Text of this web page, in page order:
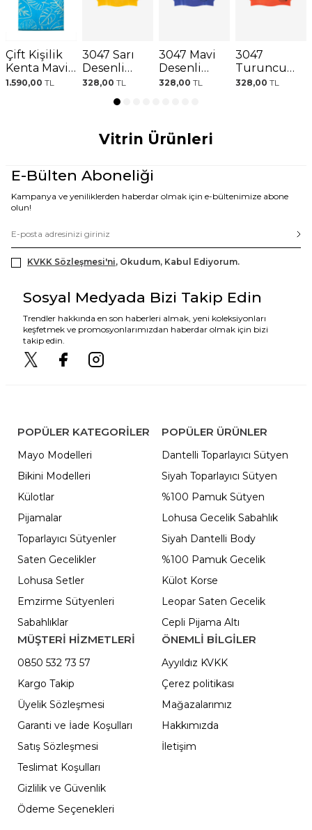
Çift Kişilik
Kenta Mavi
Plaj Havlusu
1.590,00 TL
3047 Sarı
Desenli
Çocuk
Bonesi
328,00 TL
3047 Mavi
Desenli
Çocuk
328,00 TL
3047
Turuncu
Desenli
328,00 TL
Vitrin Ürünleri
E-Bülten Aboneliği
Kampanya ve yeniliklerden haberdar olmak için e-bültenimize abone
olun!
KVKK Sözleşmesi'ni, Okudum, Kabul Ediyorum.
Sosyal Medyada Bizi Takip Edin
Trendler hakkında en son haberleri almak, yeni koleksiyonları
keşfetmek ve promosyonlarımızdan haberdar olmak için bizi
takip edin.
POPÜLER KATEGORILER
Mayo Modelleri
Bikini Modelleri
Külotlar
Pijamalar
Toparlayıcı Sütyenler
Saten Gecelikler
Lohusa Setler
Emzirme Sütyenleri
Sabahlıklar
POPÜLER ÜRÜNLER
Dantelli Toparlayıcı Sütyen
Siyah Toparlayıcı Sütyen
%100 Pamuk Sütyen
Lohusa Gecelik Sabahlık
Siyah Dantelli Body
%100 Pamuk Gecelik
Külot Korse
Leopar Saten Gecelik
Cepli Pijama Altı
MÜŞTERİ HİZMETLERİ
0850 532 73 57
Kargo Takip
Üyelik Sözleşmesi
Garanti ve İade Koşulları
Satış Sözleşmesi
Teslimat Koşulları
Gizlilik ve Güvenlik
Ödeme Seçenekleri
ÖNEMLI BILGILER
Ayyıldız KVKK
Çerez politikası
Mağazalarımız
Hakkımızda
İletişim